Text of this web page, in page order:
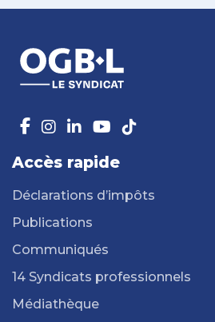
Accès rapide
Déclarations d’impôts
Publications
Communiqués
14 Syndicats professionnels
Médiathèque